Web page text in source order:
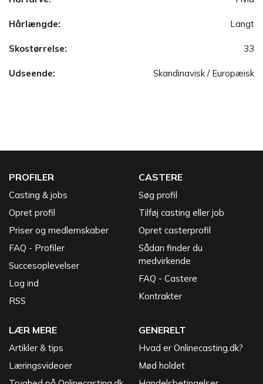
Hårlængde: Langt
Skostørrelse: 33
Udseende: Skandinavisk / Europæisk
PROFILER
Casting & jobs
Opret profil
Priser og medlemskaber
FAQ - Profiler
Succesoplevelser
Log ind
RSS
CASTERE
Søg profil
Tilføj casting eller job
Opret casterprofil
Sådan finder du
medvirkende
FAQ - Castere
Kontrakter
LÆR MERE
Artikler & tips
Læringsvideoer
GENERELT
Hvad er Onlinecasting.dk?
Mød holdet